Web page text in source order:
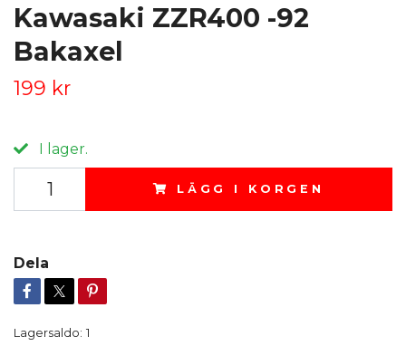
Kawasaki ZZR400 -92
Bakaxel
199 kr
I lager.
LÄGG I KORGEN
Dela
Lagersaldo: 1